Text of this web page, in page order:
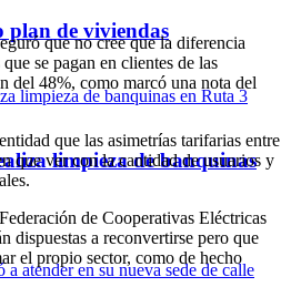
plan de viviendas
limpieza de banquinas
que no cree que la diferencia
se pagan en clientes de las
del 48%, como marcó una nota del
que las asimetrías tarifarias entre
que ver con la cantidad de usuarios y
de Cooperativas Eléctricas
dispuestas a reconvertirse pero que
el propio sector, como de hecho